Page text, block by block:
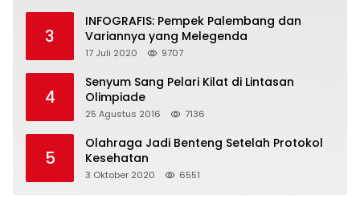
3
INFOGRAFIS: Pempek Palembang dan
Variannya yang Melegenda
17 Juli 2020 9707
4
Senyum Sang Pelari Kilat di Lintasan
Olimpiade
25 Agustus 2016 7136
5
Olahraga Jadi Benteng Setelah Protokol
Kesehatan
3 Oktober 2020 6551